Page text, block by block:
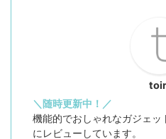
＼随時更新中！／
機能的でおしゃれなガジェ
にレビューしています。